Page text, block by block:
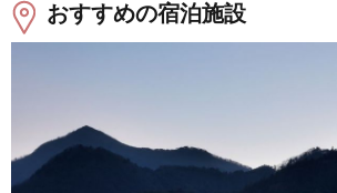
おすすめの宿泊施設